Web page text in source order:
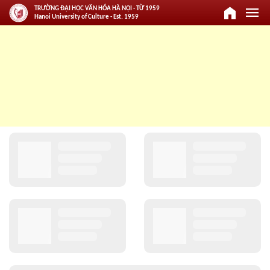
TRƯỜNG ĐẠI HỌC VĂN HÓA HÀ NỘI - TỪ 1959
Hanoi University of Culture - Est. 1959
home menu